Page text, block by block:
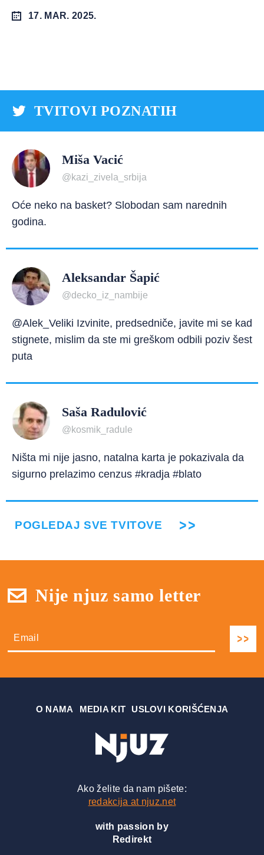
17. MAR. 2025.
TVITOVI POZNATIH
Miša Vacić
@kazi_zivela_srbija
Oće neko na basket? Slobodan sam narednih
godina.
Aleksandar Šapić
@decko_iz_nambije
@Alek_Veliki Izvinite, predsedniče, javite mi se kad
stignete, mislim da ste mi greškom odbili poziv šest
puta
Saša Radulović
@kosmik_radule
Ništa mi nije jasno, natalna karta je pokazivala da
sigurno prelazimo cenzus #kradja #blato
POGLEDAJ SVE TVITOVE
Nije njuz samo letter
О NAMA MEDIA KIT USLOVI KORIŠĆENJA
Ako želite da nam pišete:
redakcija at njuz.net
with passion by
Redirekt